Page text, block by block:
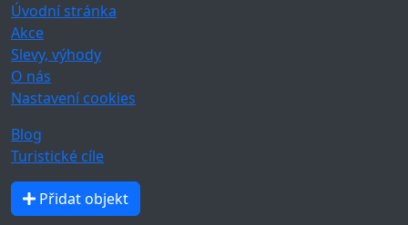
Úvodní stránka
Akce
Slevy, výhody
O nás
Nastavení cookies
Blog
Turistické cíle
Přidat objekt